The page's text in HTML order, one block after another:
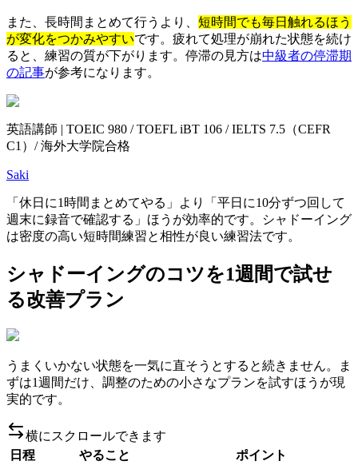
また、長時間まとめて行うより、 短時間でも毎日触れるほう
が変化をつかみやすいです。疲れて処理が崩れた状態を続け
ると、練習の質が下がります。停滞の見方は中級者の停滞期
の記事が参考になります。
英語講師 | TOEIC 980 / TOEFL iBT 106 / IELTS 7.5（CEFR
C1）/ 海外大学院合格
Saki
「休日に1時間まとめてやる」より「平日に10分ずつ回して
週末に録音で確認する」ほうが効率的です。シャドーイング
は密度の高い短時間練習と相性が良い練習法です。
シャドーイングのコツを1週間で試せ
る改善プラン
うまくいかない状態を一気に直そうとすると続きません。ま
ずは1週間だけ、調整のための小さなプランを試すほうが現
実的です。
横にスクロールできます
日程
やること
ポイント